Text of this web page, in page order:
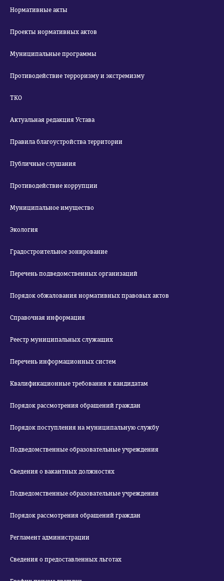
Нормативные акты
Проекты нормативных актов
Муниципальные программы
Противодействие терроризму и экстремизму
ТКО
Актуальная редакция Устава
Правила благоустройства территории
Публичные слушания
Противодействие коррупции
Муниципальное имущество
Экология
Градостроительное зонирование
Перечень подведомственных организаций
Порядок обжалования нормативных правовых актов
Справочная информация
Реестр муниципальных служащих
Перечень информационных систем
Квалификационные требования к кандидатам
Порядок рассмотрения обращений граждан
Порядок поступления на муниципальную службу
Подведомственные образовательные учреждения
Сведения о вакантных должностях
Подведомственные образовательные учреждения
Порядок рассмотрения обращений граждан
Регламент администрации
Сведения о предоставленных льготах